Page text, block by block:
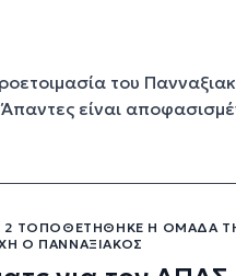
του
είναι
2 ΤΟΠΟΘΕΤΉΘΗΚΕ Η ΟΜΆΔΑ
Ο ΠΑΝΝΑΞΙΑΚΌΣ